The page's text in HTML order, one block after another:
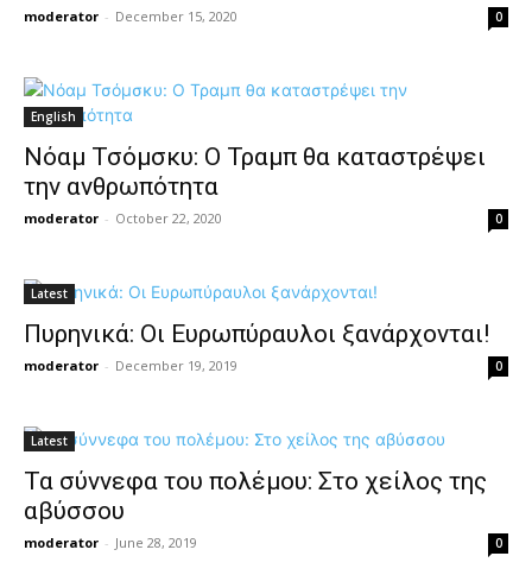
moderator - December 15, 2020 0
English
Νόαμ Τσόμσκυ: Ο Τραμπ θα καταστρέψει
την ανθρωπότητα
moderator - October 22, 2020 0
Latest
Πυρηνικά: Οι Ευρωπύραυλοι ξανάρχονται!
moderator - December 19, 2019 0
Latest
Τα σύννεφα του πολέμου: Στο χείλος της
αβύσσου
moderator - June 28, 2019 0